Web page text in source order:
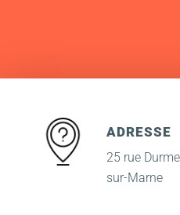
ADRESSE
25 rue
sur-Marne